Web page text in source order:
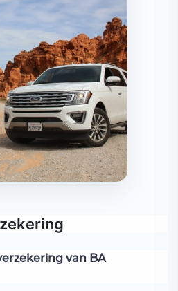
van BA